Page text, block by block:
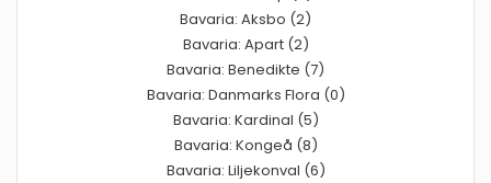
Bavaria: Aksbo (2)
Bavaria: Apart (2)
Bavaria: Benedikte (7)
Bavaria: Danmarks Flora (0)
Bavaria: Kardinal (5)
Bavaria: Kongeå (8)
Bavaria: Liljekonval (6)